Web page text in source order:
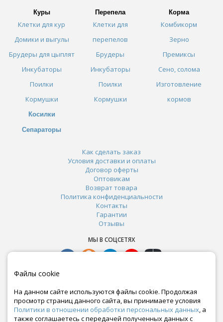
Куры
Клетки для кур
Домики и выгулы
Брудеры для цыплят
Инкубаторы
Поилки
Кормушки
Косилки
Сепараторы
Перепела
Клетки для
перепелов
Брудеры
Инкубаторы
Поилки
Кормушки
Корма
Комбикорм
Зерно
Премиксы
Сено, солома
Изготовление
кормов
Как сделать заказ
Условия доставки и оплаты
Договор оферты
Оптовикам
Возврат товара
Политика конфиденциальности
Контакты
Гарантии
Отзывы
МЫ В СОЦСЕТЯХ
Файлы cookie
На данном сайте используются файлы cookie. Продолжая
просмотр страниц данного сайта, вы принимаете условия
Политики в отношении обработки персональных данных, а
также соглашаетесь с передачей полученных данных с